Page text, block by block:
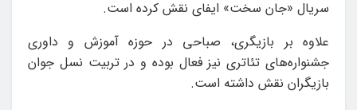
سریال «جان سخت» ایفای نقش کرده است.
علاوه بر بازیگری، صباحی در حوزه آموزش و داوری
جشنواره‌های تئاتری نیز فعال بوده و در تربیت نسل جوان
بازیگران نقش داشته است.